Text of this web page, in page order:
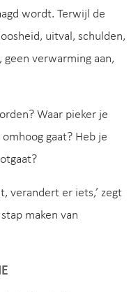
wordt. Terwijl de
uitval, schulden,
verwarming aan,
Waar pieker je
gaat? Heb je
verandert er iets,’ zegt
maken van